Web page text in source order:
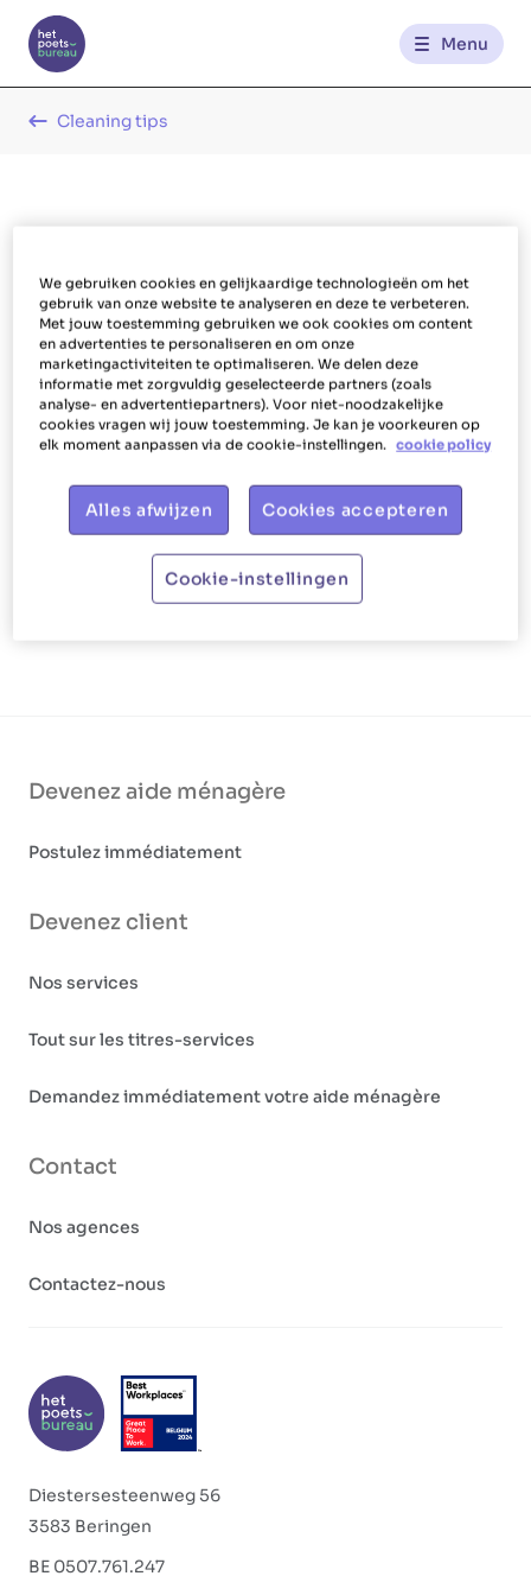
Menu
Contact
Cleaning tips
Lente
Diestersesteenweg 56
3583 Beringen
BE 0507.761.247
Devenez aide ménagère
Postulez immédiatement
Devenez client
Nos services
Tout sur les titres-services
Demandez immédiatement votre aide ménagère
Contact
Nos agences
Contactez-nous
We gebruiken cookies en gelijkaardige technologieën om het
gebruik van onze website te analyseren en deze te verbeteren.
Met jouw toestemming gebruiken we ook cookies om content
en advertenties te personaliseren en om onze
marketingactiviteiten te optimaliseren. We delen deze
informatie met zorgvuldig geselecteerde partners (zoals
analyse- en advertentiepartners). Voor niet-noodzakelijke
cookies vragen wij jouw toestemming. Je kan je voorkeuren op
elk moment aanpassen via de cookie-instellingen. cookie policy
Alles afwijzen Cookies accepteren
Cookie-instellingen